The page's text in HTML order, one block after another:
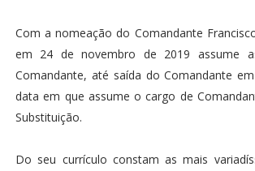
Com a nomeação do Comandante
em 24 de novembro de 2019 assume
Comandante, até saída do Comandante
data em que assume o cargo de
Substituição.
Do seu currículo constam as mais